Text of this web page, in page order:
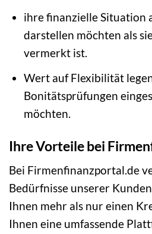
ihre finanzielle Situation
darstellen möchten als
vermerkt ist.
Wert auf Flexibilität
Bonitätsprüfungen
möchten.
Ihre Vorteile bei
Bei Firmenfinanzportal.de
Bedürfnisse unserer
Ihnen mehr als nur einen
Ihnen eine umfassende